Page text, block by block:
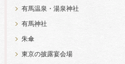
有馬温泉・湯泉神社
有馬神社
朱傘
東京の披露宴会場